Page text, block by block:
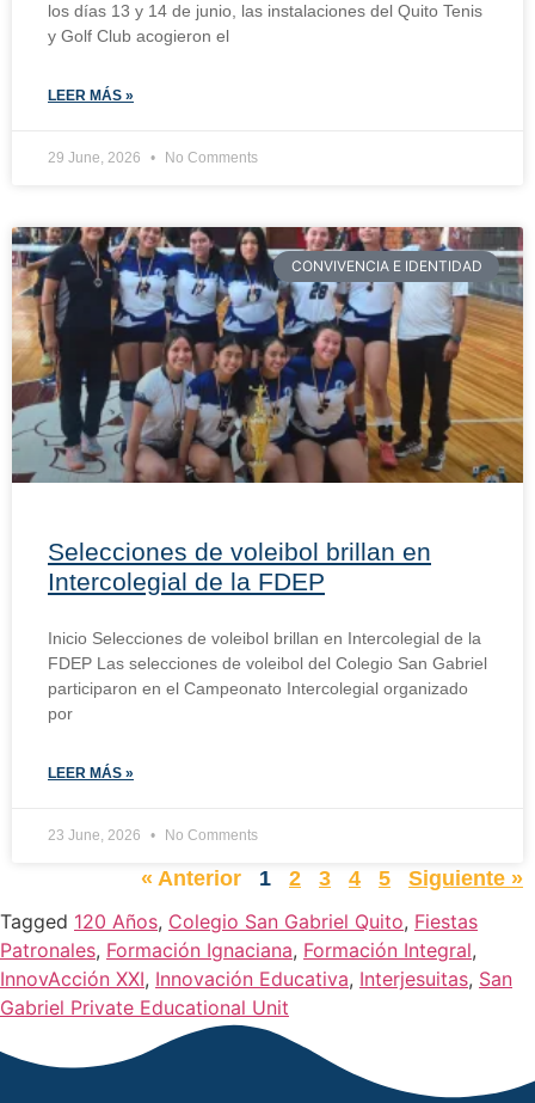
los días 13 y 14 de junio, las instalaciones del Quito Tenis
y Golf Club acogieron el
LEER MÁS »
29 June, 2026 No Comments
CONVIVENCIA E IDENTIDAD
Selecciones de voleibol brillan en
Intercolegial de la FDEP
Inicio Selecciones de voleibol brillan en Intercolegial de la
FDEP Las selecciones de voleibol del Colegio San Gabriel
participaron en el Campeonato Intercolegial organizado
por
LEER MÁS »
23 June, 2026 No Comments
« Anterior 1 2 3 4 5
Siguiente »
Tagged 120 Años, Colegio San Gabriel Quito, Fiestas
Patronales, Formación Ignaciana, Formación Integral,
InnovAcción XXI, Innovación Educativa, Interjesuitas, San
Gabriel Private Educational Unit